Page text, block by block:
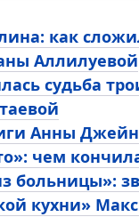
как
Аллилуевой
судьба
Анны Джейн
чем
больницы»:
кухни»